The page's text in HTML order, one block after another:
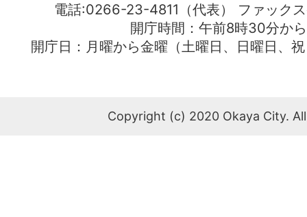
電話:0266-23-4811（代表） ファッ
開庁時間：午前8時30分か
開庁日：月曜から金曜（土曜日、日曜日、
Copyright (c) 2020 Okaya City.